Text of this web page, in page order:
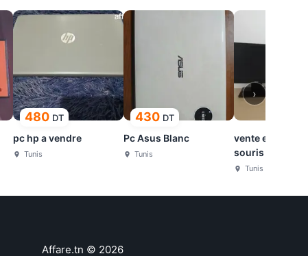
480 DT
pc hp a vendre
Tunis
430 DT
Pc Asus Blanc
Tunis
vente ecran pc et
souris
Tunis
›
Affare.tn © 2026